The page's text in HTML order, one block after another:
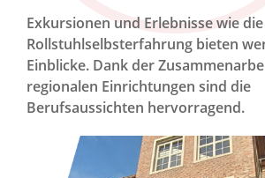
Exkursionen und Erlebnisse wie die
Rollstuhlselbsterfahrung bieten
Einblicke. Dank der
regionalen Einrichtungen sind die
Berufsaussichten hervorragend.